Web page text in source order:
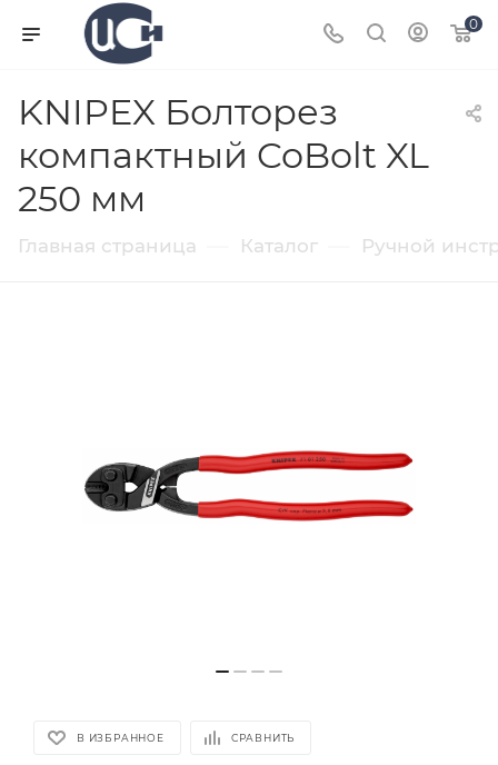
0
KNIPEX Болторез
компактный CoBolt XL
250 мм
Главная страница Каталог Ручной
В ИЗБРАННОЕ СРАВНИТЬ